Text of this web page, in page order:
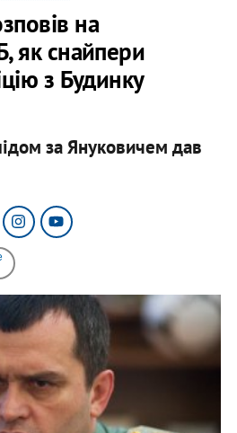
на
як снайпери
з Будинку
за Януковичем дав